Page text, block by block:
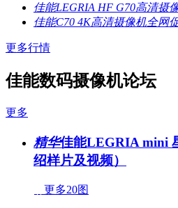
佳能LEGRIA HF G70高清摄
佳能C70 4K高清摄像机全网
更多行情
佳能数码摄像机论坛
更多
精华佳能LEGRIA mini
绍样片及视频）
更多20图